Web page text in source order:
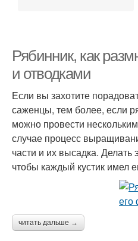
Рябинник, как
и отводками
Если вы захотите
саженцы, тем более, если
можно провести
случае процесс
части и их высадка.
чтобы каждый кустик имел
читать дальше →